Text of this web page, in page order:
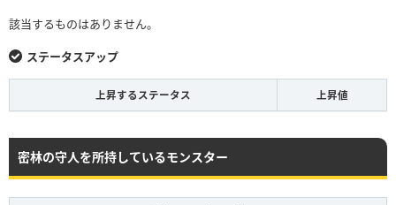
該当するものはありません。
ステータスアップ
上昇するステータス 上昇値
密林の守人を所持しているモンスター